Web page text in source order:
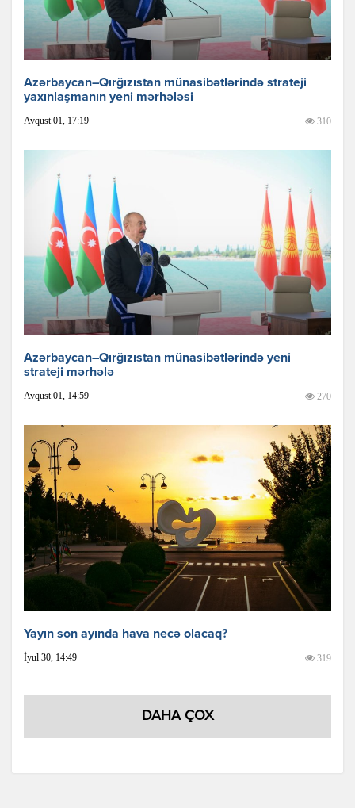
Azərbaycan–Qırğızıstan münasibətlərində strateji
yaxınlaşmanın yeni mərhələsi
Avqust 01, 17:19 310
Azərbaycan–Qırğızıstan münasibətlərində yeni
strateji mərhələ
Avqust 01, 14:59 270
Yayın son ayında hava necə olacaq?
İyul 30, 14:49 319
DAHA ÇOX